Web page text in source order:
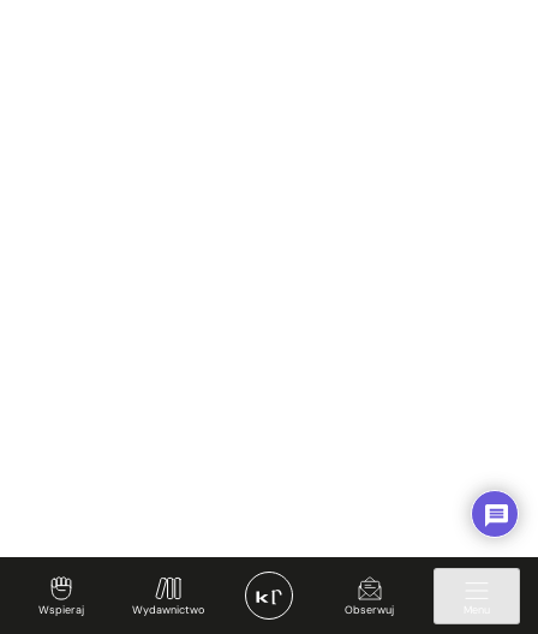
Wspieraj Wydawnictwo Obserwuj